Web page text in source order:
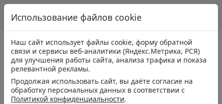
Использование файлов cookie
Наш сайт использует файлы cookie, форму обратной
связи и сервисы веб-аналитики (Яндекс.Метрика, РСЯ)
для улучшения работы сайта, анализа трафика и показа
релевантной рекламы.
Продолжая использовать сайт, вы даёте согласие на
обработку персональных данных в соответствии с
Политикой конфиденциальности.